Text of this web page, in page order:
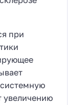
при
увеличению